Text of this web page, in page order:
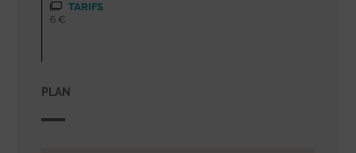
TARIFS
6 €
PLAN